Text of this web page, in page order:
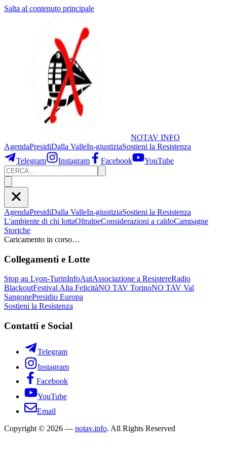
Salta al contenuto principale
NOTAV INFO
AgendaPresidiDalla ValleIn-giustiziaSostieni la Resistenza
Telegram
Instagram Facebook YouTube
AgendaPresidiDalla ValleIn-giustiziaSostieni la Resistenza
L'ambiente di chi lottaOltralpeConsiderazioni a caldoCampagne
Storiche
Caricamento in corso…
Collegamenti e Lotte
Stop au Lyon-TurinInfoAutAssociazione a ResistereRadio
BlackoutFestival Alta FelicitàNO TAV TorinoNO TAV Val
SangonePresidio Europa
Sostieni la Resistenza
Contatti e Social
Telegram
Instagram
Facebook
YouTube
Email
Copyright © 2026 — notav.info. All Rights Reserved